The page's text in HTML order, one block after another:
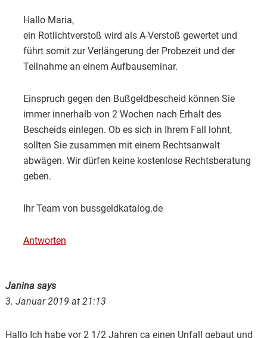
Hallo Maria,
ein Rotlichtverstoß wird als A-Verstoß gewertet und
führt somit zur Verlängerung der Probezeit und der
Teilnahme an einem Aufbauseminar.
Einspruch gegen den Bußgeldbescheid können Sie
immer innerhalb von 2 Wochen nach Erhalt des
Bescheids einlegen. Ob es sich in Ihrem Fall lohnt,
sollten Sie zusammen mit einem Rechtsanwalt
abwägen. Wir dürfen keine kostenlose Rechtsberatung
geben.
Ihr Team von bussgeldkatalog.de
Antworten
Janina says
3. Januar 2019 at 21:13
Hallo Ich habe vor 2 1/2 Jahren ca einen Unfall gebaut und